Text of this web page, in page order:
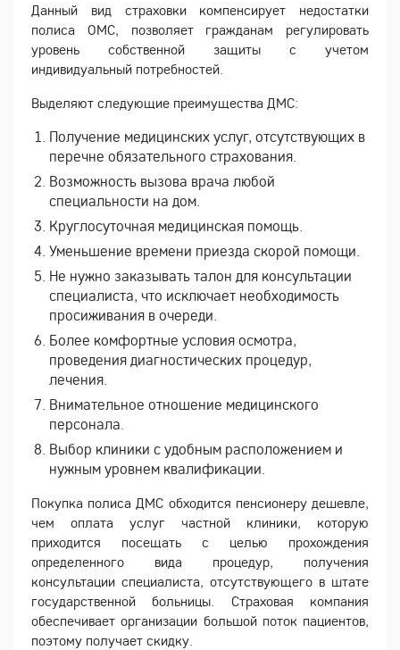
Данный вид страховки компенсирует недостатки
полиса ОМС, позволяет гражданам регулировать
уровень собственной защиты с учетом
индивидуальный потребностей.
Выделяют следующие преимущества ДМС:
Получение медицинских услуг, отсутствующих в
перечне обязательного страхования.
Возможность вызова врача любой
специальности на дом.
Круглосуточная медицинская помощь.
Уменьшение времени приезда скорой помощи.
Не нужно заказывать талон для консультации
специалиста, что исключает необходимость
просиживания в очереди.
Более комфортные условия осмотра,
проведения диагностических процедур,
лечения.
Внимательное отношение медицинского
персонала.
Выбор клиники с удобным расположением и
нужным уровнем квалификации.
Покупка полиса ДМС обходится пенсионеру дешевле,
чем оплата услуг частной клиники, которую
приходится посещать с целью прохождения
определенного вида процедур, получения
консультации специалиста, отсутствующего в штате
государственной больницы. Страховая компания
обеспечивает организации большой поток пациентов,
поэтому получает скидку.